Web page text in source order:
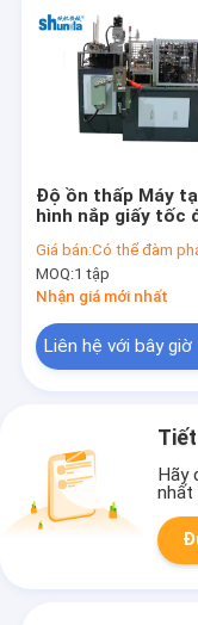
Độ ồn thấp Máy
hình nắp giấy tốc
cốc kem
Giá bán:Có thể đàm
MOQ:1 tập
Nhận giá mới nhất
Liên hệ với bây giờ
Hãy
nhất